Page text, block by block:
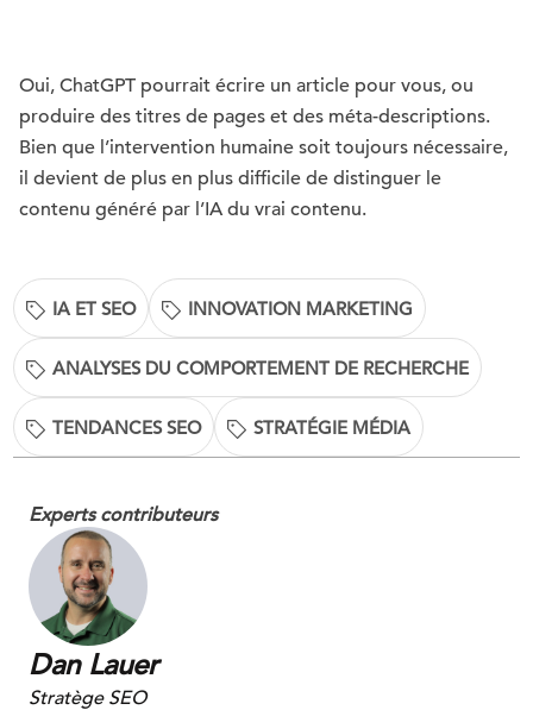
Oui, ChatGPT pourrait écrire un article pour vous, ou
produire des titres de pages et des méta-descriptions.
Bien que l’intervention humaine soit toujours nécessaire,
il devient de plus en plus difficile de distinguer le
contenu généré par l’IA du vrai contenu.
IA ET SEO INNOVATION MARKETING
ANALYSES DU COMPORTEMENT DE RECHERCHE
TENDANCES SEO STRATÉGIE MÉDIA
Experts contributeurs
Dan Lauer
Stratège SEO